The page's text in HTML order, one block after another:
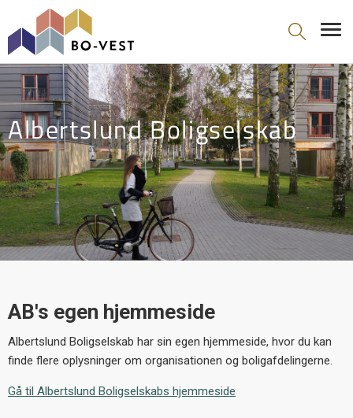
gå til indhold
Albertslund Boligselskab
AB's egen hjemmeside
Albertslund Boligselskab har sin egen hjemmeside, hvor du kan
finde flere oplysninger om organisationen og boligafdelingerne.
Gå til Albertslund Boligselskabs hjemmeside